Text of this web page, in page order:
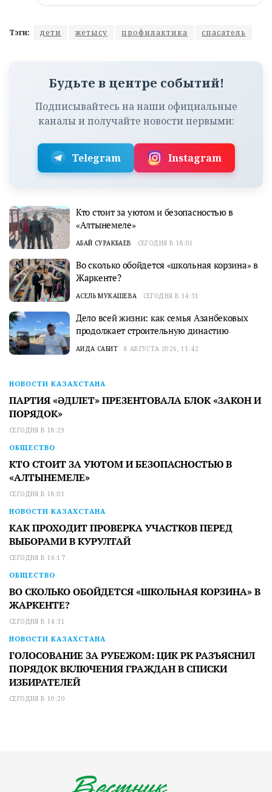
Тэги: дети жетысу профилактика спасатель
Будьте в центре событий!
Подписывайтесь на наши официальные
каналы и получайте новости первыми:
Telegram Instagram
Кто стоит за уютом и безопасностью в
«Алтынемеле»
АБАЙ СУРАКБАЕВ СЕГОДНЯ В 18:01
Во сколько обойдется «школьная корзина» в
Жаркенте?
АСЕЛЬ МУКАШЕВА СЕГОДНЯ В 14:31
Дело всей жизни: как семья Азанбековых
продолжает строительную династию
АИДА САБИТ 8 АВГУСТА 2026, 11:42
НОВОСТИ КАЗАХСТАНА
ПАРТИЯ «ӘДІЛЕТ» ПРЕЗЕНТОВАЛА БЛОК «ЗАКОН И
ПОРЯДОК»
СЕГОДНЯ В 18:29
ОБЩЕСТВО
КТО СТОИТ ЗА УЮТОМ И БЕЗОПАСНОСТЬЮ В
«АЛТЫНЕМЕЛЕ»
СЕГОДНЯ В 18:01
НОВОСТИ КАЗАХСТАНА
КАК ПРОХОДИТ ПРОВЕРКА УЧАСТКОВ ПЕРЕД
ВЫБОРАМИ В КУРУЛТАЙ
СЕГОДНЯ В 16:17
ОБЩЕСТВО
ВО СКОЛЬКО ОБОЙДЕТСЯ «ШКОЛЬНАЯ КОРЗИНА» В
ЖАРКЕНТЕ?
СЕГОДНЯ В 14:31
НОВОСТИ КАЗАХСТАНА
ГОЛОСОВАНИЕ ЗА РУБЕЖОМ: ЦИК РК РАЗЪЯСНИЛ
ПОРЯДОК ВКЛЮЧЕНИЯ ГРАЖДАН В СПИСКИ
ИЗБИРАТЕЛЕЙ
СЕГОДНЯ В 10:20